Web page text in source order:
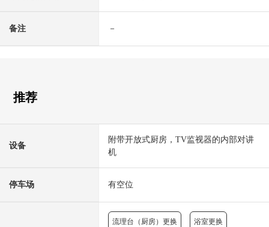
备注 －
推荐
设备
附带开放式厨房，TV监视器的内部对讲
机
停车场 有空位
流理台（厨房）更换 浴室更换